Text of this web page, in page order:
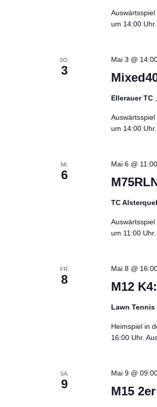
um 14:00
SO.
3
Mai 3 @
Ellerauer TC
um 14:00
MI.
6
Mai 6 @ 11:00
TC
um 11:00
FR.
8
M12
Mai 8 @
Lawn
Heimspiel in
16:00 Uhr.
SA.
9
M15
Mai 9 @